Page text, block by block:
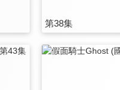
第38集